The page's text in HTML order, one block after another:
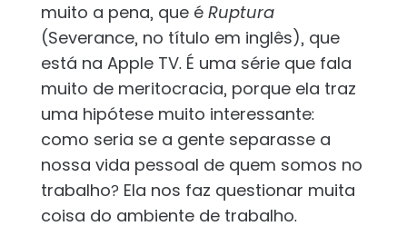
muito a pena, que é Ruptura
(Severance, no título em inglês), que
está na Apple TV. É uma série que fala
muito de meritocracia, porque ela traz
uma hipótese muito interessante:
como seria se a gente separasse a
nossa vida pessoal de quem somos no
trabalho? Ela nos faz questionar muita
coisa do ambiente de trabalho.